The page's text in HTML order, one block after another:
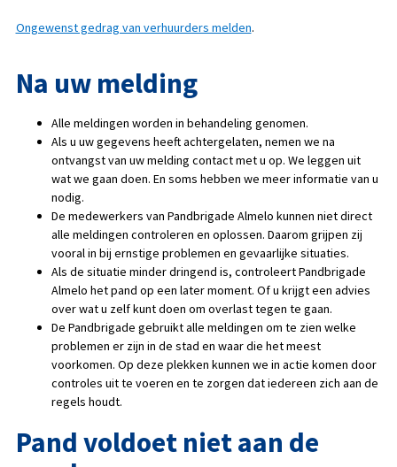
Ongewenst gedrag van verhuurders melden.
Na uw melding
Alle meldingen worden in behandeling genomen.
Als u uw gegevens heeft achtergelaten, nemen we na
ontvangst van uw melding contact met u op. We leggen uit
wat we gaan doen. En soms hebben we meer informatie van u
nodig.
De medewerkers van Pandbrigade Almelo kunnen niet direct
alle meldingen controleren en oplossen. Daarom grijpen zij
vooral in bij ernstige problemen en gevaarlijke situaties.
Als de situatie minder dringend is, controleert Pandbrigade
Almelo het pand op een later moment. Of u krijgt een advies
over wat u zelf kunt doen om overlast tegen te gaan.
De Pandbrigade gebruikt alle meldingen om te zien welke
problemen er zijn in de stad en waar die het meest
voorkomen. Op deze plekken kunnen we in actie komen door
controles uit te voeren en te zorgen dat iedereen zich aan de
regels houdt.
Pand voldoet niet aan de